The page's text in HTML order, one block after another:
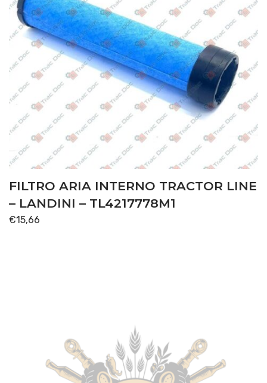
FILTRO ARIA INTERNO TRACTOR LINE
– LANDINI – TL4217778M1
€15,66